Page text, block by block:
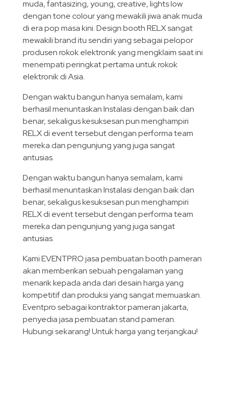
muda, fantasizing, young, creative, lights low
dengan tone colour yang mewakili jiwa anak muda
di era pop masa kini. Design booth RELX sangat
mewakili brand itu sendiri yang sebagai pelopor
produsen rokok elektronik yang mengklaim saat ini
menempati peringkat pertama untuk rokok
elektronik di Asia.
Dengan waktu bangun hanya semalam, kami
berhasil menuntaskan Instalasi dengan baik dan
benar, sekaligus kesuksesan pun menghampiri
RELX di event tersebut dengan performa team
mereka dan pengunjung yang juga sangat
antusias.
Dengan waktu bangun hanya semalam, kami
berhasil menuntaskan Instalasi dengan baik dan
benar, sekaligus kesuksesan pun menghampiri
RELX di event tersebut dengan performa team
mereka dan pengunjung yang juga sangat
antusias.
Kami EVENTPRO jasa pembuatan booth pameran
akan memberikan sebuah pengalaman yang
menarik kepada anda dari desain harga yang
kompetitif dan produksi yang sangat memuaskan.
Eventpro sebagai kontraktor pameran jakarta,
penyedia jasa pembuatan stand pameran.
Hubungi sekarang! Untuk harga yang terjangkau!